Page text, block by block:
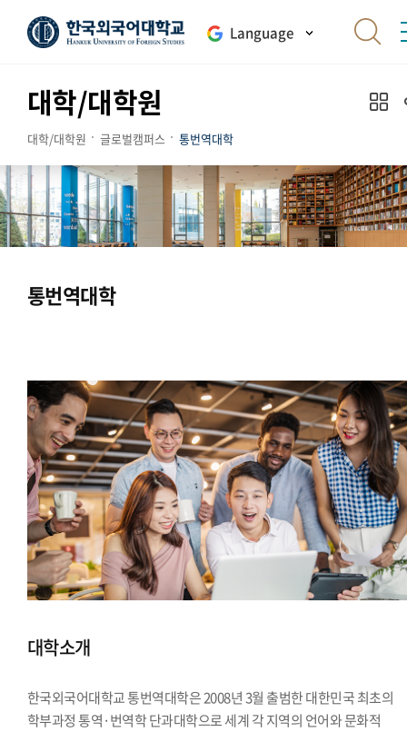
Language
대학/대학원
대학/대학원 글로벌캠퍼스 통번역대학
통번역대학
대학소개
한국외국어대학교 통번역대학은 2008년 3월 출범한 대한민국 최초의
학부과정 통역·번역학 단과대학으로 세계 각 지역의 언어와 문화적